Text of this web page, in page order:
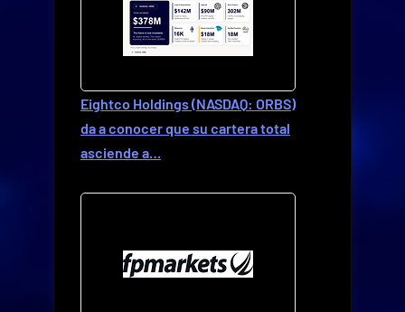
Eightco Holdings (NASDAQ: ORBS)
da a conocer que su cartera total
asciende a…